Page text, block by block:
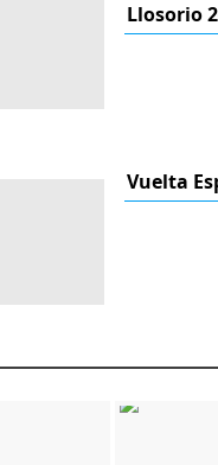
Llosorio
Vuelta